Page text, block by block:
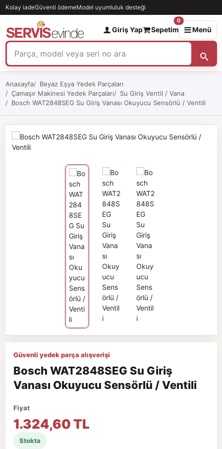
Kolay iadeGüvenli ödemeModel uyumluluk desteği
Giriş Yap Sepetim
0
Menü
Anasayfa
Beyaz Eşya Yedek Parçaları
Çamaşır Makinesi Yedek Parçaları
Su Giriş Ventil / Vana
Bosch WAT2848SEG Su Giriş Vanası Okuyucu Sensörlü / Ventili
Güvenli yedek parça alışverişi
Bosch WAT2848SEG Su Giriş
Vanası Okuyucu Sensörlü / Ventili
Fiyat
1.324,60 TL
Stokta